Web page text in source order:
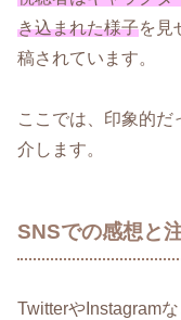
き込まれた様子を見
稿されています。
ここでは、印象的だ
介します。
SNSでの感想と
TwitterやInstagram